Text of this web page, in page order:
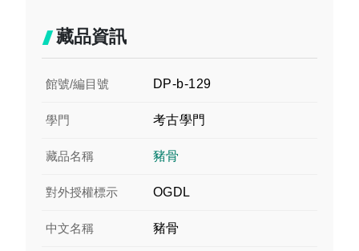
藏品資訊
館號/編目號 DP-b-129
學門 考古學門
藏品名稱 豬骨
對外授權標示 OGDL
中文名稱 豬骨